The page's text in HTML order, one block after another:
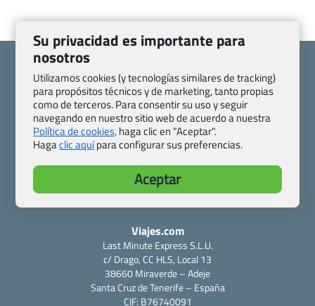
Quienes somos
Contacto
Pasaporte, Visado, Salud y otras disposiciones específicas
Blog de Viajes.com
Registro de agencias
Preguntas frecuentes
Condiciones generales
Política de privacidad y cookies
Viajes.com
Last Minute Express S.L.U.
c/ Drago, CC HLS, Local 13
38660 Miraverde – Adeje
Santa Cruz de Tenerife – España
CIF: B76740091
Su privacidad es importante para
nosotros
Utilizamos cookies (y tecnologías similares de tracking)
para propósitos técnicos y de marketing, tanto propias
como de terceros. Para consentir su uso y seguir
navegando en nuestro sitio web de acuerdo a nuestra
Política de cookies,haga clic en "Aceptar".
Hagaclic aquípara configurar sus preferencias.
Aceptar